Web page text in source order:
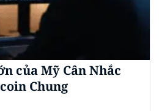
của Mỹ Cân Nhắc
Chung